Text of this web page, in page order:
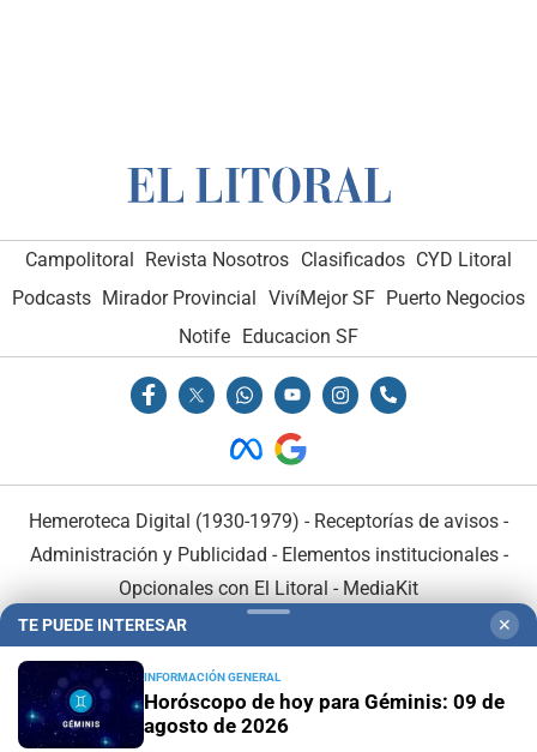
Campolitoral Revista Nosotros Clasificados CYD Litoral
Podcasts Mirador Provincial VivíMejor SF Puerto Negocios
Notife
Educacion SF
Hemeroteca Digital (1930-1979) - Receptorías de avisos -
Administración y Publicidad - Elementos institucionales-
Opcionales con El Litoral - MediaKit
TE PUEDE INTERESAR ✕
INFORMACIÓN GENERAL
Horóscopo de hoy para Géminis: 09 de
agosto de 2026